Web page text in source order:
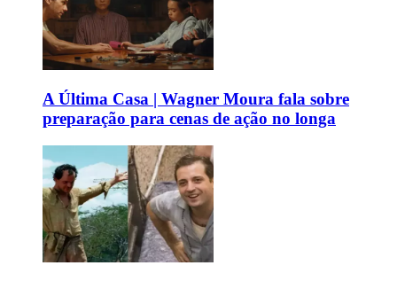
A Última Casa | Wagner Moura fala sobre
preparação para cenas de ação no longa